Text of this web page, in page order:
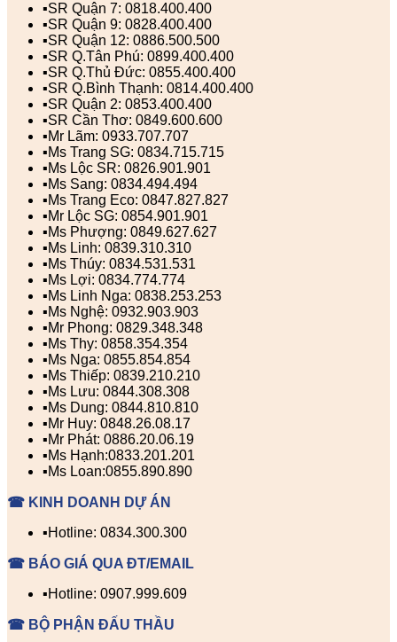
▪️SR Quận 7: 0818.400.400
▪️SR Quận 9: 0828.400.400
▪️SR Quận 12: 0886.500.500
▪️SR Q.Tân Phú: 0899.400.400
▪️SR Q.Thủ Đức: 0855.400.400
▪️SR Q.Bình Thạnh: 0814.400.400
▪️SR Quận 2: 0853.400.400
▪️SR Cần Thơ: 0849.600.600
▪️Mr Lãm: 0933.707.707
▪️Ms Trang SG: 0834.715.715
▪️Ms Lộc SR: 0826.901.901
▪️Ms Sang: 0834.494.494
▪️Ms Trang Eco: 0847.827.827
▪️Mr Lộc SG: 0854.901.901
▪️Ms Phượng: 0849.627.627
▪️Ms Linh: 0839.310.310
▪️Ms Thúy: 0834.531.531
▪️Ms Lợi: 0834.774.774
▪️Ms Linh Nga: 0838.253.253
▪️Ms Nghệ: 0932.903.903
▪️Mr Phong: 0829.348.348
▪️Ms Thy: 0858.354.354
▪️Ms Nga: 0855.854.854
▪️Ms Thiếp: 0839.210.210
▪️Ms Lưu: 0844.308.308
▪️Ms Dung: 0844.810.810
▪️Mr Huy: 0848.26.08.17
▪️Mr Phát: 0886.20.06.19
▪️Ms Hạnh:0833.201.201
▪️Ms Loan:0855.890.890
☎ KINH DOANH DỰ ÁN
▪️Hotline: 0834.300.300
☎ BÁO GIÁ QUA ĐT/EMAIL
▪️Hotline: 0907.999.609
☎ BỘ PHẬN ĐẤU THẦU